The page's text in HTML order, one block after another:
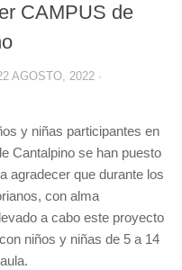
CAMPUS de
AGOSTO, 2022 ·
y niñas participantes en
Cantalpino se han puesto
agradecer que durante los
con alma
a cabo este proyecto
niños y niñas de 5 a 14